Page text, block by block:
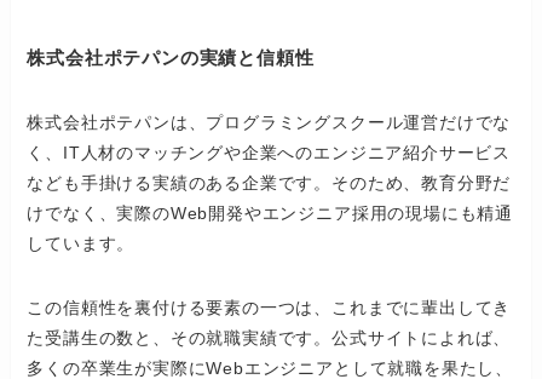
株式会社ポテパンの実績と信頼性
株式会社ポテパンは、プログラミングスクール運営だけでな
く、IT人材のマッチングや企業へのエンジニア紹介サービス
なども手掛ける実績のある企業です。そのため、教育分野だ
けでなく、実際のWeb開発やエンジニア採用の現場にも精通
しています。
この信頼性を裏付ける要素の一つは、これまでに輩出してき
た受講生の数と、その就職実績です。公式サイトによれば、
多くの卒業生が実際にWebエンジニアとして就職を果たし、